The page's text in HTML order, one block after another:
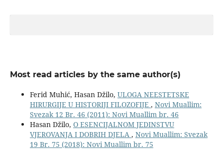
Most read articles by the same author(s)
Ferid Muhić, Hasan Džilo, ULOGA NEESTETSKE
HIRURGIJE U HISTORIJI FILOZOFIJE , Novi Muallim:
Svezak 12 Br. 46 (2011): Novi Muallim br. 46
Hasan Džilo, O ESENCIJALNOM JEDINSTVU
VJEROVANJA I DOBRIH DJELA , Novi Muallim: Svezak
19 Br. 75 (2018): Novi Muallim br. 75